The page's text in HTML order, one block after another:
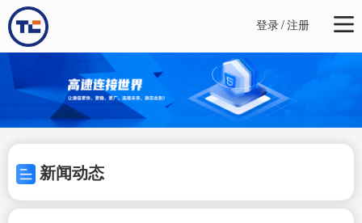
登录/注册
新闻动态